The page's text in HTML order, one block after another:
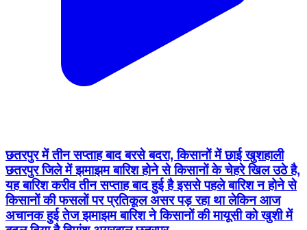
छतरपुर में तीन सप्ताह बाद बरसे बदरा, किसानों में छाई खुशहाली
छतरपुर जिले में झमाझम बारिश होने से किसानों के चेहरे खिल उठे है,
यह बारिश करीव तीन सप्ताह बाद हुई है इससे पहले बारिश न होने से
किसानों की फसलों पर प्रतिकूल असर पड़ रहा था लेकिन आज
अचानक हुई तेज झमाझम बारिश ने किसानों की मायूसी को खुशी में